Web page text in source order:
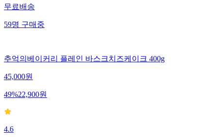
무료배송
59명 구매중
추억의베이커리 플레인 바스크치즈케이크 400g
45,000원
49%22,900원
4.6